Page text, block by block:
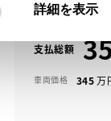
詳細を表示
支払総額
車両価格 345